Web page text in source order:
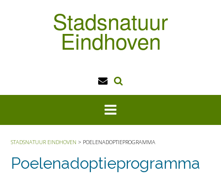
Stadsnatuur
Eindhoven
STADSNATUUR EINDHOVEN > POELENADOPTIEPROGRAMMA
Poelenadoptieprogramma